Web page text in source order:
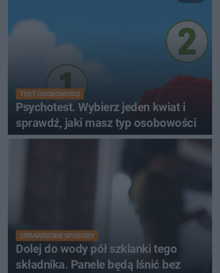
TEST OSOBOWOŚCI
Psychotest. Wybierz jeden kwiat i
sprawdź, jaki masz typ osobowości
SPRAWDZONE SPOSOBY
Dolej do wody pół szklanki tego
składnika. Panele będą lśnić bez